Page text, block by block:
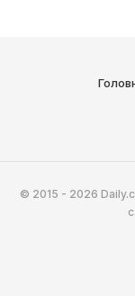
© 2015 - 2026